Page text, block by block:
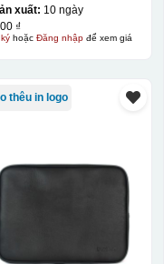
xuất: 10 ngày
₫
hoặc Đăng nhậpđể xem giá
thêu in logo